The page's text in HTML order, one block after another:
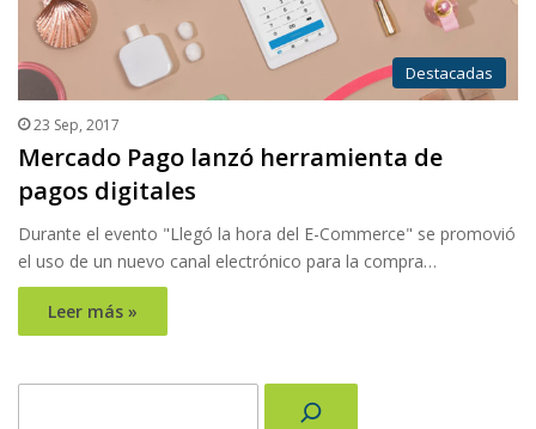
Destacadas
23 Sep, 2017
Mercado Pago lanzó herramienta de
pagos digitales
Durante el evento "Llegó la hora del E-Commerce" se promovió
el uso de un nuevo canal electrónico para la compra…
Leer más »